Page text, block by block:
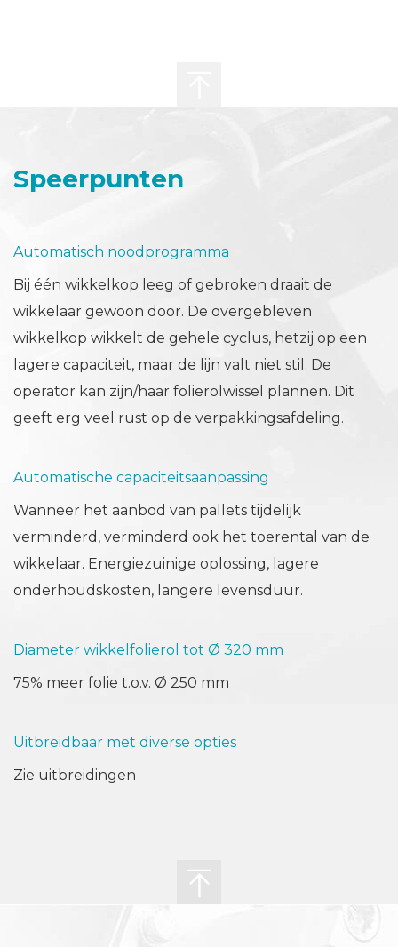
Speerpunten
Automatisch noodprogramma
Bij één wikkelkop leeg of gebroken draait de
wikkelaar gewoon door. De overgebleven
wikkelkop wikkelt de gehele cyclus, hetzij op een
lagere capaciteit, maar de lijn valt niet stil. De
operator kan zijn/haar folierolwissel plannen. Dit
geeft erg veel rust op de verpakkingsafdeling.
Automatische capaciteitsaanpassing
Wanneer het aanbod van pallets tijdelijk
verminderd, verminderd ook het toerental van de
wikkelaar. Energiezuinige oplossing, lagere
onderhoudskosten, langere levensduur.
Diameter wikkelfolierol tot Ø 320 mm
75% meer folie t.o.v. Ø 250 mm
Uitbreidbaar met diverse opties
Zie uitbreidingen